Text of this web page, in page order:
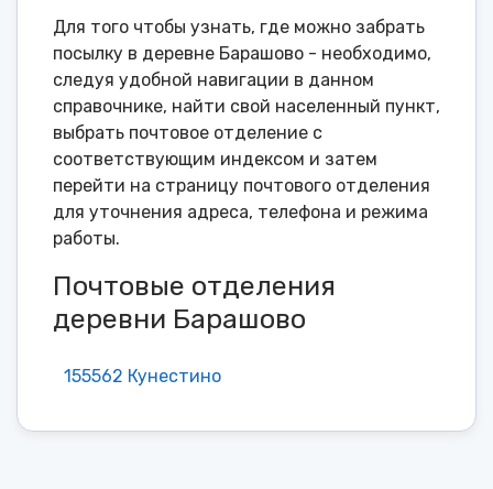
Для того чтобы узнать, где можно забрать
посылку в деревне Барашово - необходимо,
следуя удобной навигации в данном
справочнике, найти свой населенный пункт,
выбрать почтовое отделение с
соответствующим индексом и затем
перейти на страницу почтового отделения
для уточнения адреса, телефона и режима
работы.
Почтовые отделения
деревни Барашово
155562 Кунестино